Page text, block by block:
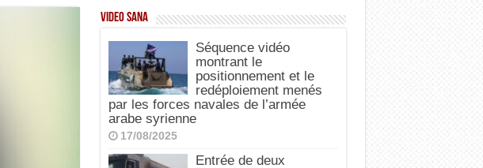
Video SANA
Séquence vidéo
montrant le
positionnement et le
redéploiement menés
par les forces navales de l’armée
arabe syrienne
17/08/2025
Entrée de deux